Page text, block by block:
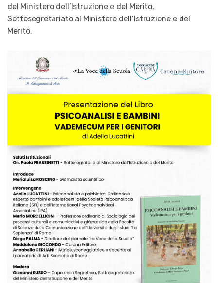
del Ministero dell’Istruzione e del Merito,
Sottosegretariato al Ministero dell’Istruzione e del
Merito.